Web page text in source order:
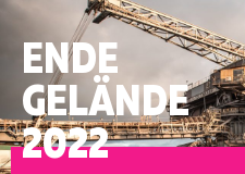
ENDE
GELÄNDE
2022